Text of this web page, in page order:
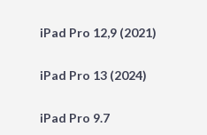
iPad Pro 12,9 (2021)
iPad Pro 13 (2024)
iPad Pro 9.7